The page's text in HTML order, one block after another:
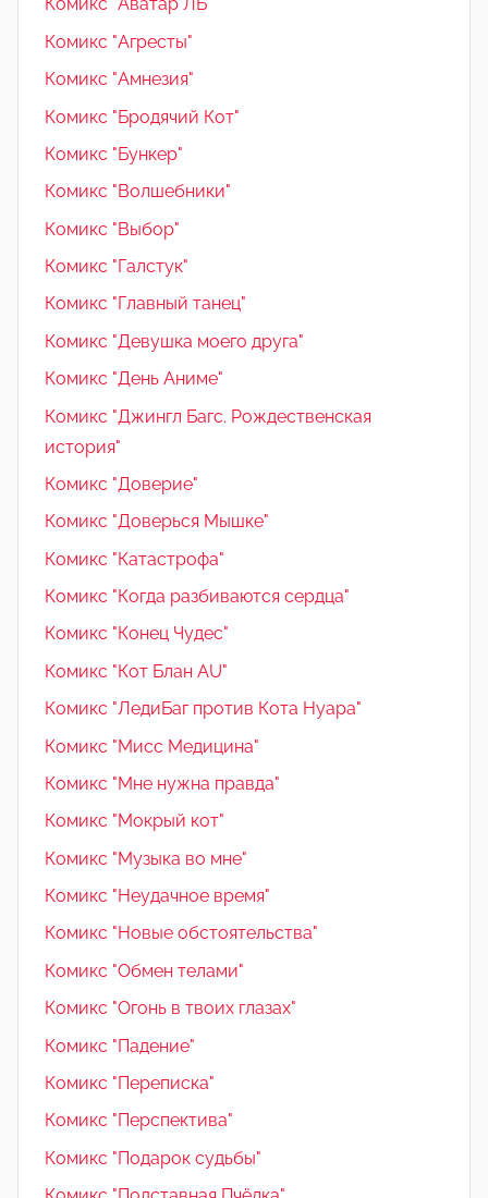
Комикс "Аватар ЛБ"
Комикс "Агресты"
Комикс "Амнезия"
Комикс "Бродячий Кот"
Комикс "Бункер"
Комикс "Волшебники"
Комикс "Выбор"
Комикс "Галстук"
Комикс "Главный танец"
Комикс "Девушка моего друга"
Комикс "День Аниме"
Комикс "Джингл Багс. Рождественская
история"
Комикс "Доверие"
Комикс "Доверься Мышке"
Комикс "Катастрофа"
Комикс "Когда разбиваются сердца"
Комикс "Конец Чудес"
Комикс "Кот Блан AU"
Комикс "ЛедиБаг против Кота Нуара"
Комикс "Мисс Медицина"
Комикс "Мне нужна правда"
Комикс "Мокрый кот"
Комикс "Музыка во мне"
Комикс "Неудачное время"
Комикс "Новые обстоятельства"
Комикс "Обмен телами"
Комикс "Огонь в твоих глазах"
Комикс "Падение"
Комикс "Переписка"
Комикс "Перспектива"
Комикс "Подарок судьбы"